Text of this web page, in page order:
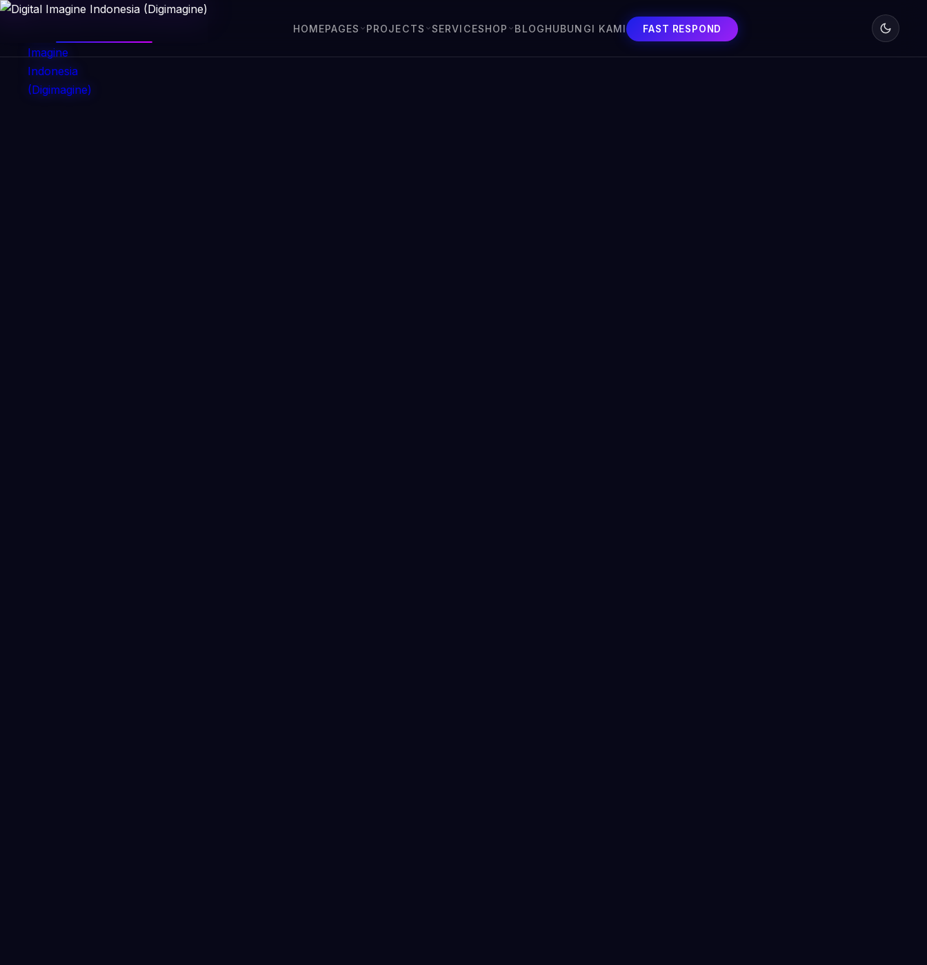
HOMEPAGES PROJECTS SERVICESHOP BLOGHUBUNGI KAMI FAST RESPOND